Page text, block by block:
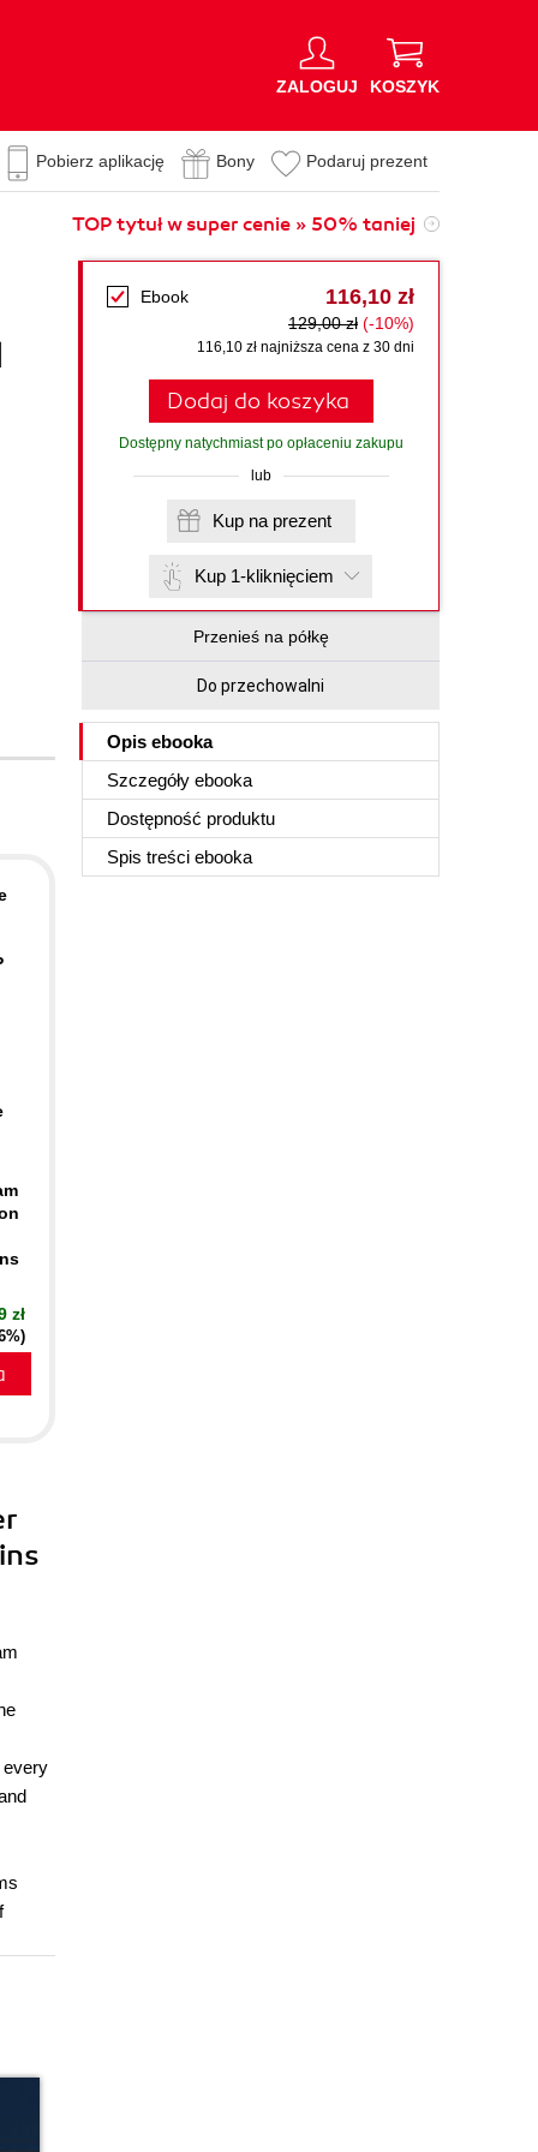
ZALOGUJ KOSZYK
Pobierz aplikację Bony Podaruj prezent
TOP tytuł w super cenie » 50% taniej
Ebook 116,10 zł
129,00 zł (-10%)
116,10 zł najniższa cena z 30 dni
Dodaj do koszyka
Dostępny natychmiast po opłaceniu zakupu
lub
Kup na prezent
Kup 1-kliknięciem
Przenieś na półkę
Do przechowalni
Opis ebooka
Szczegóły ebooka
Dostępność produktu
Spis treści ebooka
zł
every